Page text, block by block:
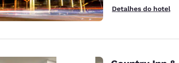
Detalhes do hotel